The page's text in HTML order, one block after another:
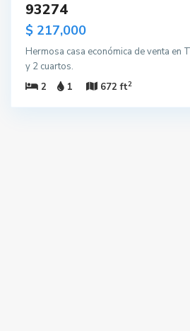
93274
$ 217,000
Hermosa casa económica de venta en
y 2 cuartos.
2
1 672 ft2